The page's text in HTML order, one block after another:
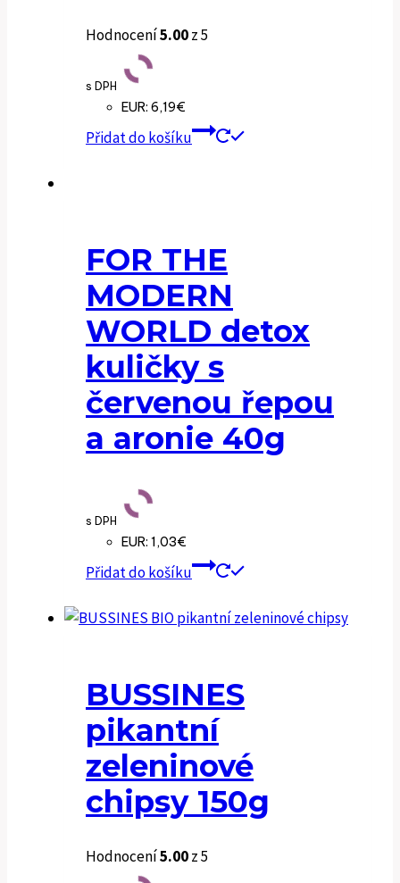
Hodnocení5.00z 5
s DPH
EUR: 6,19€
Přidat do košíku
FOR THE
MODERN
WORLD detox
kuličky s
červenou řepou
a aronie 40g
s DPH
EUR: 1,03€
Přidat do košíku
BUSSINES
pikantní
zeleninové
chipsy 150g
Hodnocení5.00z 5